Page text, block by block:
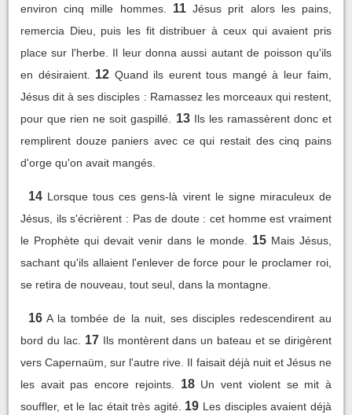
environ cinq mille hommes.
11 Jésus prit alors les pains,
remercia Dieu, puis les fit distribuer à ceux qui avaient pris
place sur l'herbe. Il leur donna aussi autant de poisson qu'ils
en désiraient.
12 Quand ils eurent tous mangé à leur faim,
Jésus dit à ses disciples : Ramassez les morceaux qui restent,
pour que rien ne soit gaspillé.
13 Ils les ramassèrent donc et
remplirent douze paniers avec ce qui restait des cinq pains
d'orge qu'on avait mangés.
14 Lorsque tous ces gens-là virent le signe miraculeux de
Jésus, ils s'écrièrent : Pas de doute : cet homme est vraiment
le Prophète qui devait venir dans le monde.
15 Mais Jésus,
sachant qu'ils allaient l'enlever de force pour le proclamer roi,
se retira de nouveau, tout seul, dans la montagne.
16 A la tombée de la nuit, ses disciples redescendirent au
bord du lac.
17 Ils montèrent dans un bateau et se dirigèrent
vers Capernaüm, sur l'autre rive. Il faisait déjà nuit et Jésus ne
les avait pas encore rejoints.
18 Un vent violent se mit à
souffler, et le lac était très agité. 19 Les disciples avaient déjà